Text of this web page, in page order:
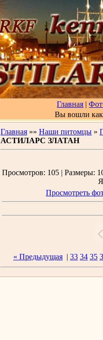
Главная |
Вы вошли
Главная »» Наши питомцы »
АСТИЛАРС ЗЛАТАН
Просмотров: 105 | Размеры:
Просмотреть
« Предыдущая | 33 34 35